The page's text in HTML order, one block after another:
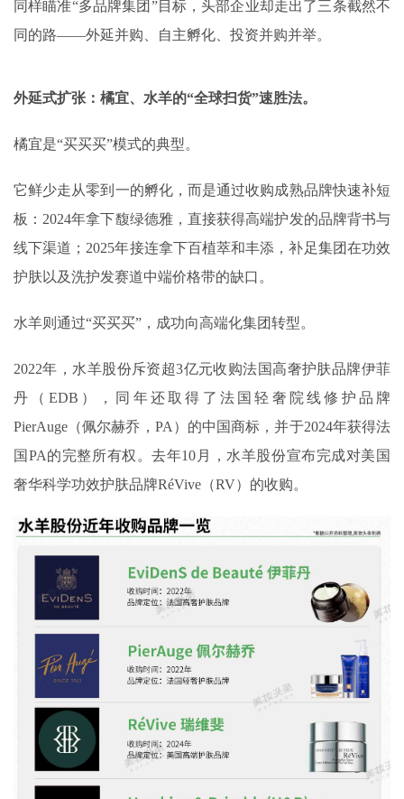
同样瞄准“多品牌集团”目标，头部企业却走出了三条截然不
同的路——外延并购、自主孵化、投资并购并举。
外延式扩张：橘宜、水羊的“全球扫货”速胜法。
橘宜是“买买买”模式的典型。
它鲜少走从零到一的孵化，而是通过收购成熟品牌快速补短
板：2024年拿下馥绿德雅，直接获得高端护发的品牌背书与
线下渠道；2025年接连拿下百植萃和丰添，补足集团在功效
护肤以及洗护发赛道中端价格带的缺口。
水羊则通过“买买买”，成功向高端化集团转型。
2022年，水羊股份斥资超3亿元收购法国高奢护肤品牌伊菲
丹（EDB），同年还取得了法国轻奢院线修护品牌
PierAuge（佩尔赫乔，PA）的中国商标，并于2024年获得法
国PA的完整所有权。去年10月，水羊股份宣布完成对美国
奢华科学功效护肤品牌RéVive（RV）的收购。